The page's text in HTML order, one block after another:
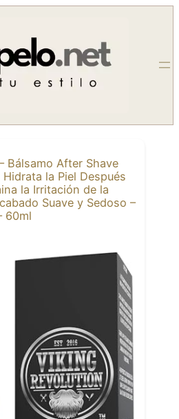
Bálsamo After Shave
la Piel Después
la Irritación de la
Suave y Sedoso –
60ml